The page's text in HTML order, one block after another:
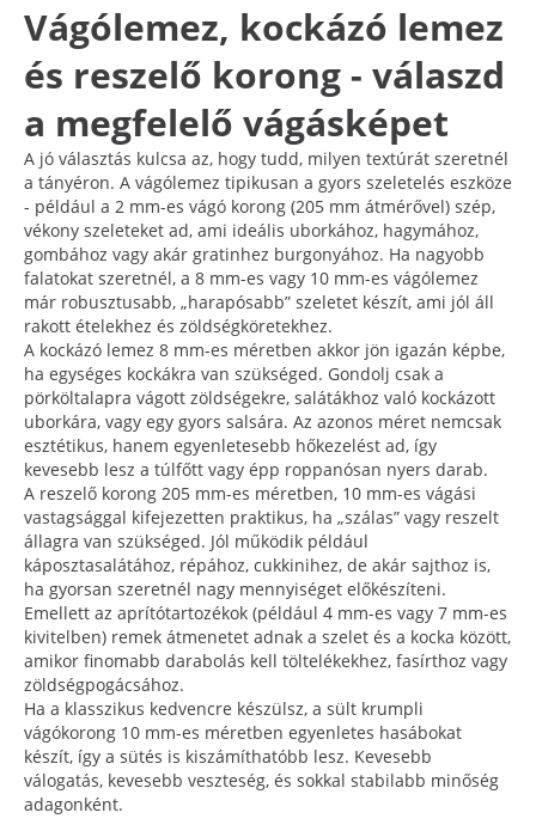
Vágólemez, kockázó lemez
és reszelő korong - válaszd
a megfelelő vágásképet
A jó választás kulcsa az, hogy tudd, milyen textúrát szeretnél
a tányéron. A vágólemez tipikusan a gyors szeletelés eszköze
- például a 2 mm-es vágó korong (205 mm átmérővel) szép,
vékony szeleteket ad, ami ideális uborkához, hagymához,
gombához vagy akár gratinhez burgonyához. Ha nagyobb
falatokat szeretnél, a 8 mm-es vagy 10 mm-es vágólemez
már robusztusabb, „harapósabb” szeletet készít, ami jól áll
rakott ételekhez és zöldségköretekhez.
A kockázó lemez 8 mm-es méretben akkor jön igazán képbe,
ha egységes kockákra van szükséged. Gondolj csak a
pörköltalapra vágott zöldségekre, salátákhoz való kockázott
uborkára, vagy egy gyors salsára. Az azonos méret nemcsak
esztétikus, hanem egyenletesebb hőkezelést ad, így
kevesebb lesz a túlfőtt vagy épp roppanósan nyers darab.
A reszelő korong 205 mm-es méretben, 10 mm-es vágási
vastagsággal kifejezetten praktikus, ha „szálas” vagy reszelt
állagra van szükséged. Jól működik például
káposztasalátához, répához, cukkinihez, de akár sajthoz is,
ha gyorsan szeretnél nagy mennyiséget előkészíteni.
Emellett az aprítótartozékok (például 4 mm-es vagy 7 mm-es
kivitelben) remek átmenetet adnak a szelet és a kocka között,
amikor finomabb darabolás kell töltelékekhez, fasírthoz vagy
zöldségpogácsához.
Ha a klasszikus kedvencre készülsz, a sült krumpli
vágókorong 10 mm-es méretben egyenletes hasábokat
készít, így a sütés is kiszámíthatóbb lesz. Kevesebb
válogatás, kevesebb veszteség, és sokkal stabilabb minőség
adagonként.